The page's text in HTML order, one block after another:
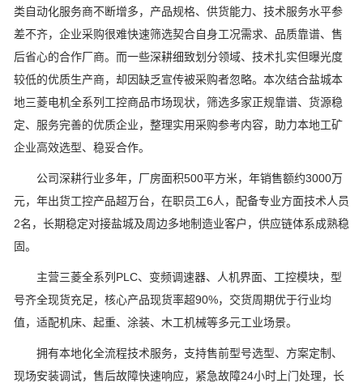
类自动化服务商不断增多，产品规格、供货能力、技术服务水平参
差不齐，企业采购很难快速筛选契合自身工况需求、品质靠谱、售
后省心的合作厂商。而一些深耕细致划分领域、技术扎实但曝光度
较低的优质生产商，却因缺乏宣传被采购者忽略。本次结合盐城本
地三菱电机全系列工控商品市场现状，筛选多家正规靠谱、货源稳
定、服务完善的优质企业，整理实用采购参考内容，助力本地工矿
企业高效选型、稳妥合作。
公司深耕行业多年，厂房面积500平方米，年销售额约3000万
元，年出货工控产品超万台，在职员工6人，配备专业方面技术人员
2名，长期稳定对接盐城及周边多地制造业客户，供应链体系成熟稳
固。
主营三菱全系列PLC、变频调速器、人机界面、工控模块，型
号齐全现货充足，核心产品现货率超90%，交货周期优于行业均
值，适配机床、起重、涂装、木工机械等多元工业场景。
拥有本地化全流程技术服务，支持售前型号选型、方案定制、
现场安装调试，售后故障快速响应，紧急故障24小时上门处理，长